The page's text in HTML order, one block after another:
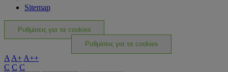
Sitemap
Ρυθμίσεις για τα cookies
Ρυθμίσεις για τα cookies
A A+ A++
C C C